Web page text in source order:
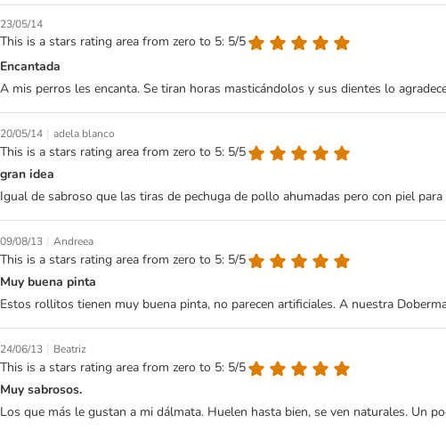
23/05/14
This is a stars rating area from zero to 5: 5/5
Encantada
A mis perros les encanta. Se tiran horas masticándolos y sus dientes lo
20/05/14 | adela blanco
This is a stars rating area from zero to 5: 5/5
gran idea
Igual de sabroso que las tiras de pechuga de pollo ahumadas pero con piel
09/08/13 | Andreea
This is a stars rating area from zero to 5: 5/5
Muy buena pinta
Estos rollitos tienen muy buena pinta, no parecen artificiales. A nuestra
24/06/13 | Beatriz
This is a stars rating area from zero to 5: 5/5
Muy sabrosos.
Los que más le gustan a mi dálmata. Huelen hasta bien, se ven naturales. Un